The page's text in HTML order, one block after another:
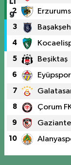
2
3
4
5 Beşiktaş
6 Eyüpspor
7
8 Çorum
9
10